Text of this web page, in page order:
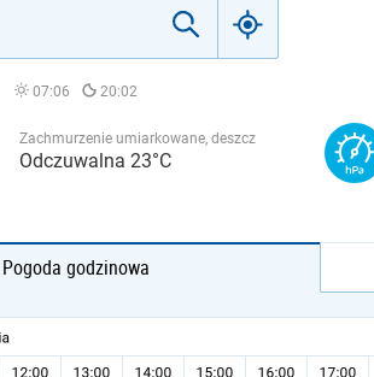
07:06 20:02
Zachmurzenie umiarkowane, deszcz
Odczuwalna 23°C
Pogoda godzinowa